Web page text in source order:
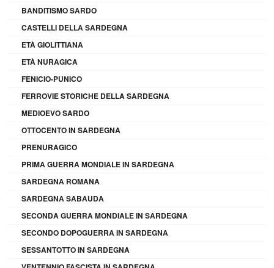
BANDITISMO SARDO
CASTELLI DELLA SARDEGNA
ETÀ GIOLITTIANA
ETÀ NURAGICA
FENICIO-PUNICO
FERROVIE STORICHE DELLA SARDEGNA
MEDIOEVO SARDO
OTTOCENTO IN SARDEGNA
PRENURAGICO
PRIMA GUERRA MONDIALE IN SARDEGNA
SARDEGNA ROMANA
SARDEGNA SABAUDA
SECONDA GUERRA MONDIALE IN SARDEGNA
SECONDO DOPOGUERRA IN SARDEGNA
SESSANTOTTO IN SARDEGNA